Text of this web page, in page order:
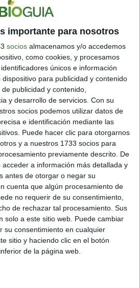
importante para nosotros
socios almacenamos y/o accedemos
como cookies, y procesamos
únicos e información
para publicidad y contenido
publicidad y contenido,
y desarrollo de servicios. Con su
socios podemos utilizar datos de
e identificación mediante las
Puede hacer clic para otorgarnos
y a nuestros 1733 socios para
previamente descrito. De
a información más detallada y
antes de otorgar o negar su
cuenta que algún procesamiento de
no requerir de su consentimiento,
de rechazar tal procesamiento. Sus
solo a este sitio web. Puede cambiar
su consentimiento en cualquier
sitio y haciendo clic en el botón
de la página web.
en que cultivamos y consumimos
transmutar hacia una
la manera en que se
modelos digitales, se pronostica el
a los cultivos.